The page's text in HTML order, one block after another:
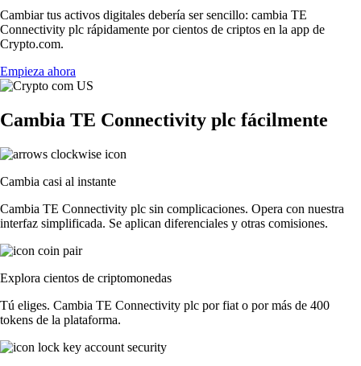
Cambiar tus activos digitales debería ser sencillo: cambia TE
Connectivity plc rápidamente por cientos de criptos en la app de
Crypto.com.
Empieza ahora
Cambia TE Connectivity plc fácilmente
Cambia casi al instante
Cambia TE Connectivity plc sin complicaciones. Opera con nuestra
interfaz simplificada. Se aplican diferenciales y otras comisiones.
Explora cientos de criptomonedas
Tú eliges. Cambia TE Connectivity plc por fiat o por más de 400
tokens de la plataforma.